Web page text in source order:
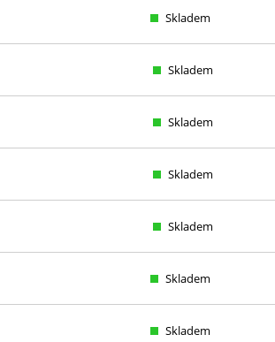
Skladem
Skladem
Skladem
Skladem
Skladem
Skladem
Skladem